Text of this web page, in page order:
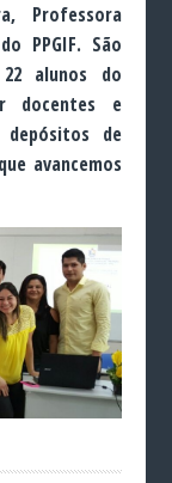
Professora
PPGIF. São
alunos do
docentes e
de
avancemos